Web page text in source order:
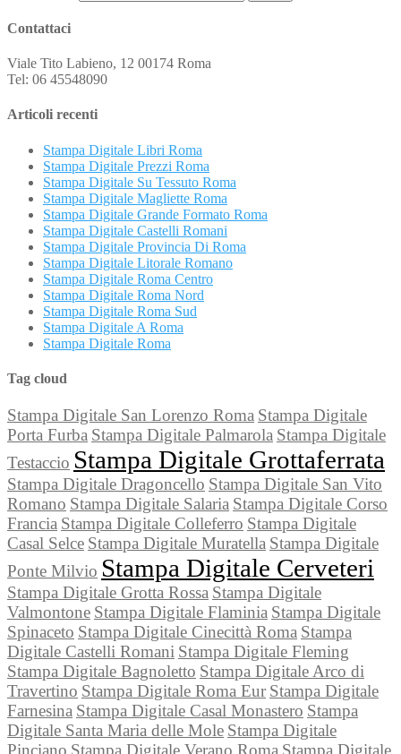
Contattaci
Viale Tito Labieno, 12 00174 Roma
Tel: 06 45548090
Articoli recenti
Stampa Digitale Libri Roma
Stampa Digitale Prezzi Roma
Stampa Digitale Su Tessuto Roma
Stampa Digitale Magliette Roma
Stampa Digitale Grande Formato Roma
Stampa Digitale Castelli Romani
Stampa Digitale Provincia Di Roma
Stampa Digitale Litorale Romano
Stampa Digitale Roma Centro
Stampa Digitale Roma Nord
Stampa Digitale Roma Sud
Stampa Digitale A Roma
Stampa Digitale Roma
Tag cloud
Stampa Digitale San Lorenzo Roma Stampa Digitale
Porta Furba Stampa Digitale Palmarola Stampa Digitale
Testaccio Stampa Digitale Grottaferrata
Stampa Digitale Dragoncello Stampa Digitale San Vito
Romano Stampa Digitale Salaria Stampa Digitale Corso
Francia Stampa Digitale Colleferro Stampa Digitale
Casal Selce Stampa Digitale Muratella Stampa Digitale
Ponte Milvio Stampa Digitale Cerveteri
Stampa Digitale Grotta Rossa Stampa Digitale
Valmontone Stampa Digitale Flaminia Stampa Digitale
Spinaceto Stampa Digitale Cinecittà Roma Stampa
Digitale Castelli Romani Stampa Digitale Fleming
Stampa Digitale Bagnoletto Stampa Digitale Arco di
Travertino Stampa Digitale Roma Eur Stampa Digitale
Farnesina Stampa Digitale Casal Monastero Stampa
Digitale Santa Maria delle Mole Stampa Digitale
Pinciano Stampa Digitale Verano Roma Stampa Digitale